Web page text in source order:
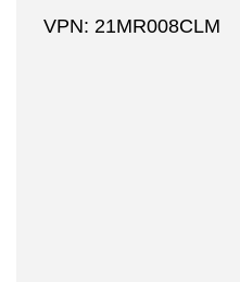
VPN: 21MR008CLM